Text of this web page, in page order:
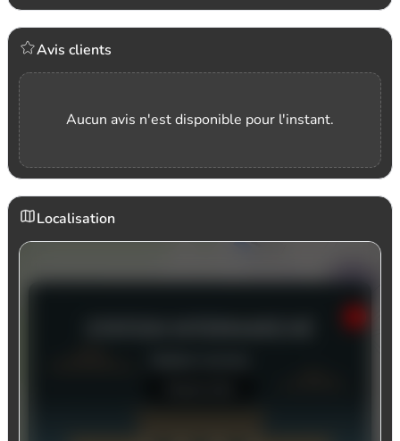
Avis clients
Aucun avis n'est disponible pour l'instant.
Localisation